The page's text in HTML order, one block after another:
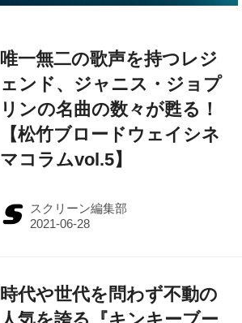
唯一無二の歌声を持つレジ
ェンド、ジャニス・ジョプ
リンの名曲の数々が甦る！
【松竹ブロードウェイシネ
マコラムvol.5】
スクリーン編集部
時代や世代を問わず不動の